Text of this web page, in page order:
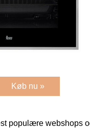
Køb nu »
populære webshops